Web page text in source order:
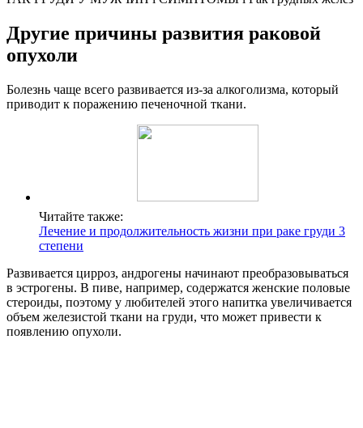
Другие причины развития раковой
опухоли
Болезнь чаще всего развивается из-за алкоголизма, который
приводит к поражению печеночной ткани.
Читайте также:
Лечение и продолжительность жизни при раке груди 3
степени
Развивается цирроз, андрогены начинают преобразовываться
в эстрогены. В пиве, например, содержатся женские половые
стероиды, поэтому у любителей этого напитка увеличивается
объем железистой ткани на груди, что может привести к
появлению опухоли.